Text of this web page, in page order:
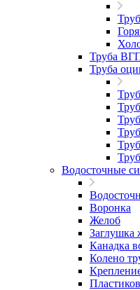
Труба
Труба
Водосточные
Воронка
Желоб
Заглушка
Канадка
Колено